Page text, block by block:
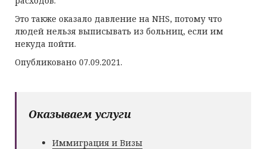
Это также оказало давление на NHS, потому что
людей нельзя выписывать из больниц, если им
некуда пойти.
Опубликовано 07.09.2021.
Оказываем услуги
Иммиграция и Визы